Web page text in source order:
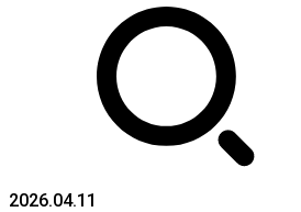
2026.04.11